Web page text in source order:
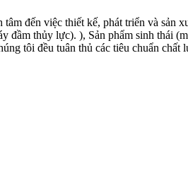
đến việc thiết kế, phát triển và sản
thủy lực). ), Sản phẩm sinh thái
tôi đều tuân thủ các tiêu chuẩn chất